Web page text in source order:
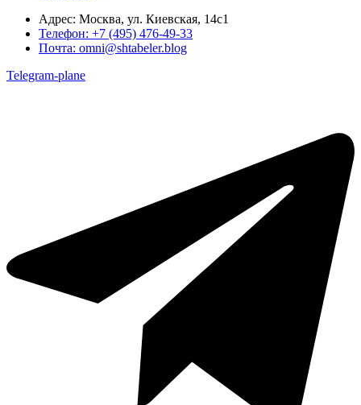
Адрес: Москва, ул. Киевская, 14с1
Телефон: +7 (495) 476-49-33
Почта: omni@shtabeler.blog
Telegram-plane